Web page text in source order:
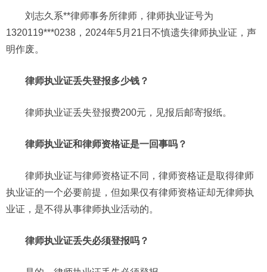
刘志久系**律师事务所律师，律师执业证号为
1320119***0238，2024年5月21日不慎遗失律师执业证，声
明作废。
律师执业证丢失登报多少钱？
律师执业证丢失登报费200元，见报后邮寄报纸。
律师执业证和律师资格证是一回事吗？
律师执业证与律师资格证不同，律师资格证是取得律师
执业证的一个必要前提，但如果仅有律师资格证却无律师执
业证，是不得从事律师执业活动的。
律师执业证丢失必须登报吗？